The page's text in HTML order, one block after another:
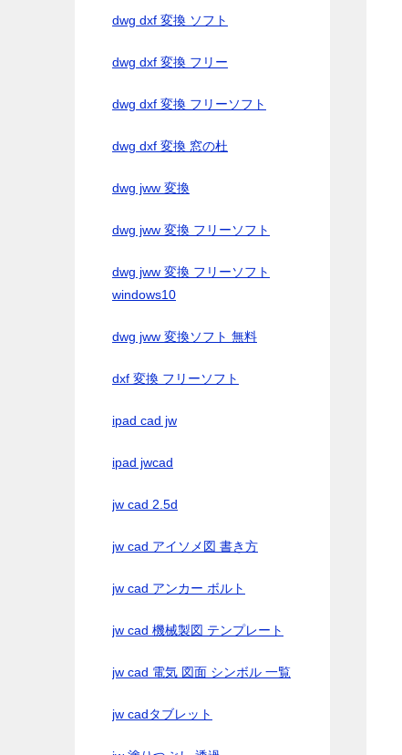
dwg dxf 変換 ソフト
dwg dxf 変換 フリー
dwg dxf 変換 フリーソフト
dwg dxf 変換 窓の杜
dwg jww 変換
dwg jww 変換 フリーソフト
dwg jww 変換 フリーソフト
windows10
dwg jww 変換ソフト 無料
dxf 変換 フリーソフト
ipad cad jw
ipad jwcad
jw cad 2.5d
jw cad アイソメ図 書き方
jw cad アンカー ボルト
jw cad 機械製図 テンプレート
jw cad 電気 図面 シンボル 一覧
jw cadタブレット